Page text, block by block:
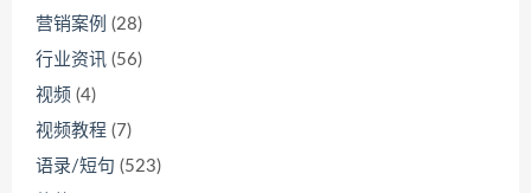
营销案例 (28)
行业资讯 (56)
视频 (4)
视频教程 (7)
语录/短句 (523)